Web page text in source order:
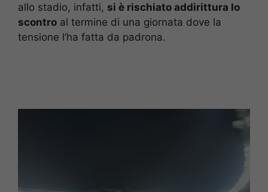
allo stadio, infatti, si è rischiato addirittura lo
scontro al termine di una giornata dove la
tensione l’ha fatta da padrona.